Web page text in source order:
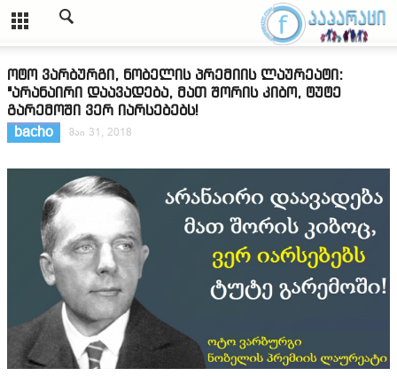
ოტო ვარბურგი, ნობელის პრემიის ლაურეატი:
"არანაირი დაავადება, მათ შორის კიბო, ტუტე
გარემოში ვერ იარსებებს!
bacho
მაი 31, 2018